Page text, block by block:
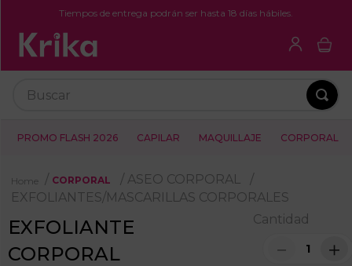
Tiempos de entrega podrán ser hasta 18 días hábiles.
PROMO FLASH 2026 CAPILAR MAQUILLAJE CORPORAL
CORPORAL
ASEO CORPORAL
EXFOLIANTES/MASCARILLAS CORPORALES
EXFOLIANTE
CORPORAL
Cantidad
＋
－